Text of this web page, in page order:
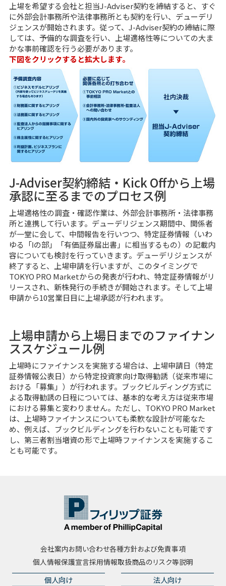
上場を希望する会社と担当J-Adviser契約を締結すると、すぐ
に外部会計事務所や法律事務所とも契約を行い、デューデリ
ジェンスが開始されます。従って、J-Adviser契約の締結に際
しては、予備的な調査を行い、上場適格性等についての大ま
かな事前確認を行う必要があります。
下図をクリックすると拡大します。
J-Adviser契約締結・Kick Offから上場
承認に至るまでのプロセス例
上場適格性の調査・確認作業は、外部会計事務所・法律事務
所と連携して行います。デューデリジェンス期間中、関係者
が一堂に会して、中間報告を行いつつ、特定証券情報（いわ
ゆる「Ⅰの部」「有価証券届出書」に相当するもの）の記載内
容についても検討を行っていきます。デューデリジェンスが
終了すると、上場申請を行いますが、このタイミングで
TOKYO PRO Marketからの発表が行われ、特定証券情報がリ
リースされ、新株発行の手続きが開始されます。そして上場
申請から10営業日目に上場承認が行われます。
上場申請から上場日までのファイナン
ススケジュール例
上場時にファイナンスを実施する場合は、上場申請日（特定
証券情報公表日）から特定投資家向け取得勧誘（従来市場に
おける「募集」）が行われます。ブックビルディング方式に
よる取得勧誘の日程については、基本的な考え方は従来市場
における募集と変わりません。ただし、TOKYO PRO Market
は、上場時ファイナンスについても柔軟な設計が可能なた
め、例えば、ブックビルディングを行わないことも可能です
し、第三者割当増資の形で上場時ファイナンスを実施するこ
とも可能です。
会社案内お問い合わせ各種方針および免責事項
個人情報保護宣言採用情報取扱商品のリスク等説明
個人向け 法人向け